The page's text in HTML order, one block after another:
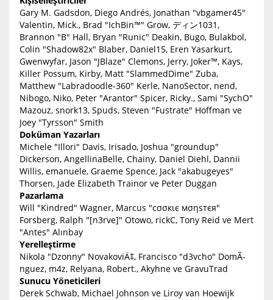
Gary M. Gadsdon, Diego Andrés, Jonathan "vbgamer45"
Valentin, Mick., Brad "IchBin™" Grow, ディン1031,
Brannon "B" Hall, Bryan "Runic" Deakin, Bugo, Bulakbol,
Colin "Shadow82x" Blaber, Daniel15, Eren Yasarkurt,
Gwenwyfar, Jason "JBlaze" Clemons, Jerry, Joker™, Kays,
Killer Possum, Kirby, Matt "SlammedDime" Zuba,
Matthew "Labradoodle-360" Kerle, NanoSector, nend,
Nibogo, Niko, Peter "Arantor" Spicer, Ricky., Sami "SychO"
Mazouz, snork13, Spuds, Steven "Fustrate" Hoffman ve
Joey "Tyrsson" Smith
Doküman Yazarları
Michele "Illori" Davis, Irisado, Joshua "groundup"
Dickerson, AngellinaBelle, Chainy, Daniel Diehl, Dannii
Willis, emanuele, Graeme Spence, Jack "akabugeyes"
Thorsen, Jade Elizabeth Trainor ve Peter Duggan
Pazarlama
Will "Kindred" Wagner, Marcus "cσσкιє мσηѕтєя"
Forsberg, Ralph "[n3rve]" Otowo, rickC, Tony Reid ve Mert
"Antes" Alınbay
Yerelleştirme
Nikola "Dzonny" NovakoviÄ‡, Francisco "d3vcho" DomÃ­
nguez, m4z, Relyana, Robert., Akyhne ve GravuTrad
Sunucu Yöneticileri
Derek Schwab, Michael Johnson ve Liroy van Hoewijk